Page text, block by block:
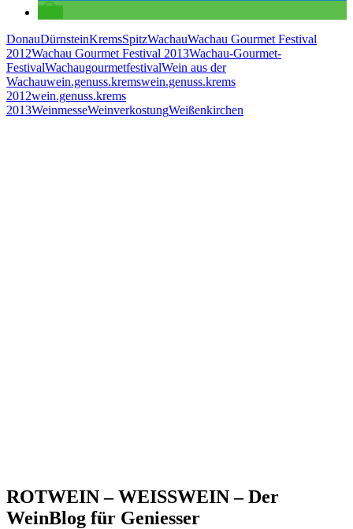
DonauDürnsteinKremsSpitzWachauWachau Gourmet Festival
2012Wachau Gourmet Festival 2013Wachau-Gourmet-
FestivalWachaugourmetfestivalWein aus der
Wachauwein.genuss.kremswein.genuss.krems
2012wein.genuss.krems
2013WeinmesseWeinverkostungWeißenkirchen
ROTWEIN – WEISSWEIN – Der
WeinBlog für Geniesser